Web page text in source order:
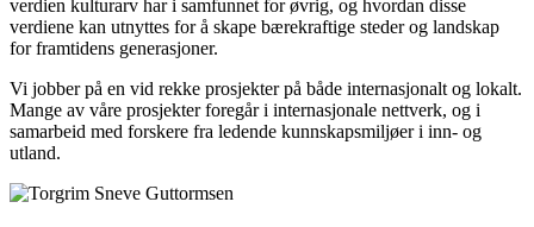
verdien kulturarv har i samfunnet for øvrig, og hvordan disse
verdiene kan utnyttes for å skape bærekraftige steder og landskap
for framtidens generasjoner.
Vi jobber på en vid rekke prosjekter på både internasjonalt og lokalt.
Mange av våre prosjekter foregår i internasjonale nettverk, og i
samarbeid med forskere fra ledende kunnskapsmiljøer i inn- og
utland.